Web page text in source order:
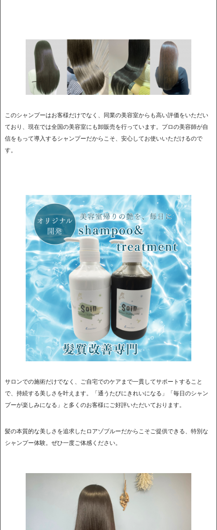
このシャンプーはお客様だけでなく、同業の美容室からも高い評価をいただい
ており、現在では全国の美容室にも卸販売を行っています。プロの美容師が自
信をもって導入するシャンプーだからこそ、安心してお使いいただけるので
す。
サロンでの施術だけでなく、ご自宅でのケアまで一貫してサポートすること
で、持続する美しさを叶えます。「通うたびにきれいになる」「毎日のシャン
プーが楽しみになる」と多くのお客様にご好評いただいております。
髪の本質的な美しさを追求したロアゾブルーだからこそご提供できる、特別な
シャンプー体験。ぜひ一度ご体感ください。